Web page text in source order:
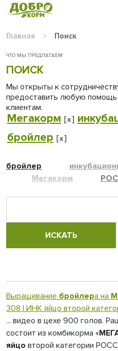
Главная > Поиск
ЧТО МЫ ПРЕДЛАГАЕМ
ПОИСК
Мы открыты к
предоставить любую
клиентам.
Мегакорм [x]
бройлер [x]
бройлер
Мегакорм
Выращивание бройлера на
308 | ИНК яйцо второй
... видео в цехе 900 голов.
состоит из комбикорма «
яйцо второй категории